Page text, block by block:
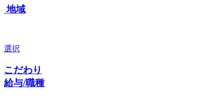
地域
選択
こだわり
給与/職種